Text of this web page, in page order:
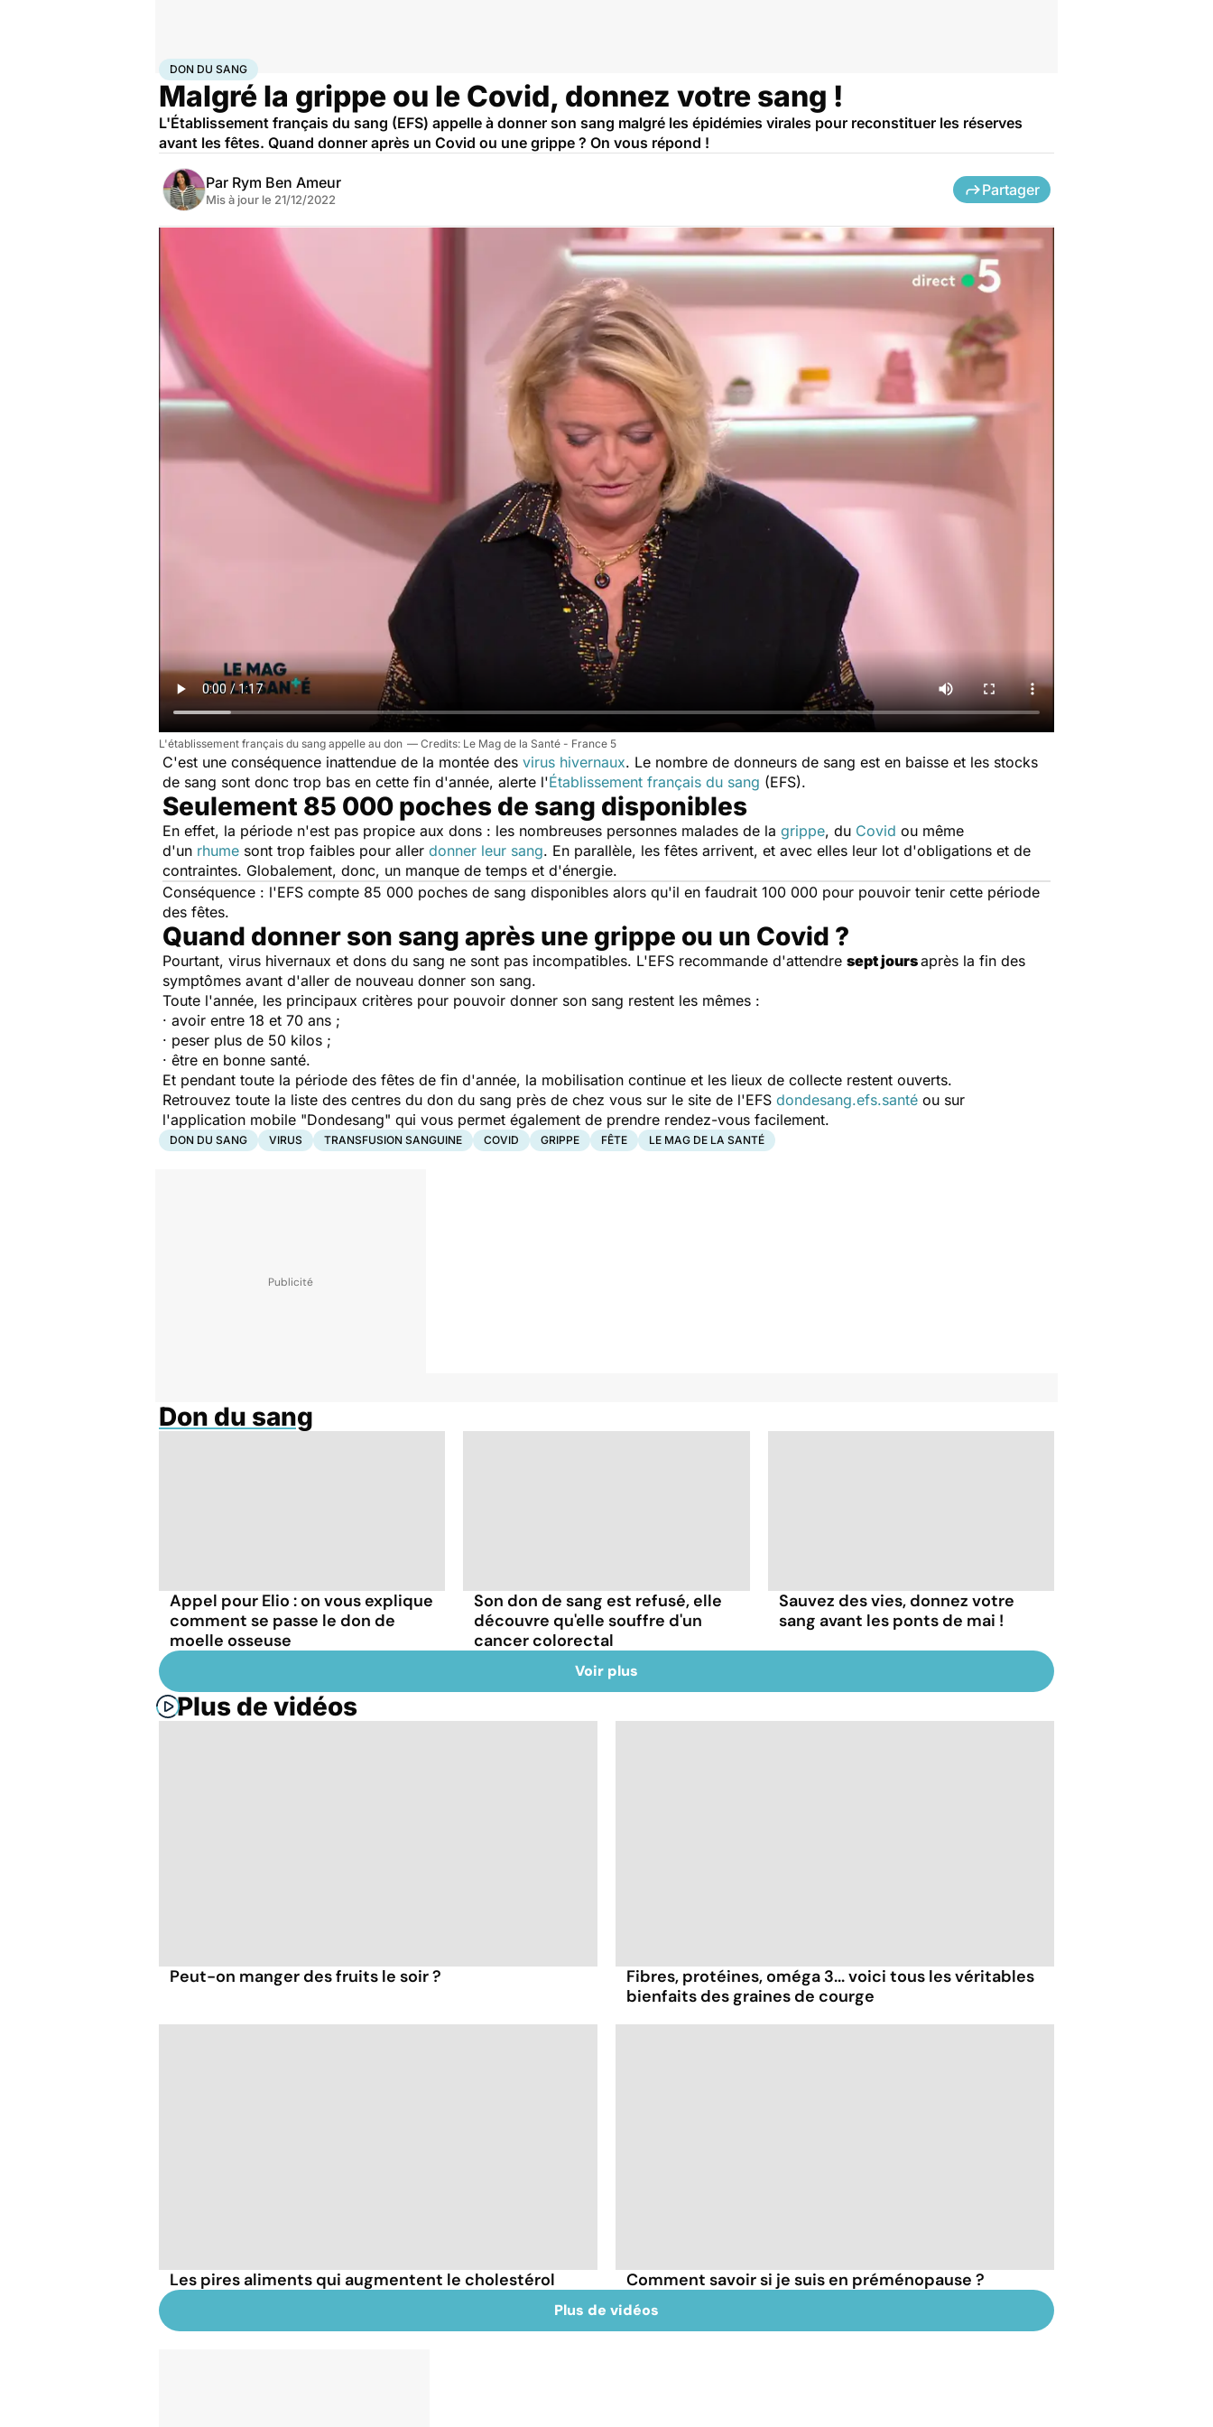
Accueil SantéUrgences
DON DU SANG
Malgré la grippe ou le Covid, donnez votre sang !
L'Établissement français du sang (EFS) appelle à donner son sang malgré les épidémies virales pour reconstituer les réserves
avant les fêtes. Quand donner après un Covid ou une grippe ? On vous répond !
Par Rym Ben Ameur
Mis à jour le 21/12/2022
Partager
L'établissement français du sang appelle au don Le Mag de la Santé - France 5
C'est une conséquence inattendue de la montée des virus hivernaux. Le nombre de donneurs de sang est en baisse et les stocks
de sang sont donc trop bas en cette fin d'année, alerte l'Établissement français du sang (EFS).
Seulement 85 000 poches de sang disponibles
En effet, la période n'est pas propice aux dons : les nombreuses personnes malades de la grippe, du Covid ou même
d'un rhume sont trop faibles pour aller donner leur sang. En parallèle, les fêtes arrivent, et avec elles leur lot d'obligations et de
contraintes. Globalement, donc, un manque de temps et d'énergie.
Conséquence : l'EFS compte 85 000 poches de sang disponibles alors qu'il en faudrait 100 000 pour pouvoir tenir cette période
des fêtes.
Quand donner son sang après une grippe ou un Covid ?
Pourtant, virus hivernaux et dons du sang ne sont pas incompatibles. L'EFS recommande d'attendre sept joursaprès la fin des
symptômes avant d'aller de nouveau donner son sang.
Toute l'année, les principaux critères pour pouvoir donner son sang restent les mêmes :
· avoir entre 18 et 70 ans ;
· peser plus de 50 kilos ;
· être en bonne santé.
Et pendant toute la période des fêtes de fin d'année, la mobilisation continue et les lieux de collecte restent ouverts.
Retrouvez toute la liste des centres du don du sang près de chez vous sur le site de l'EFS dondesang.efs.santé ou sur
l'application mobile "Dondesang" qui vous permet également de prendre rendez-vous facilement.
DON DU SANG VIRUS TRANSFUSION SANGUINE COVID GRIPPE FÊTE LE MAG DE LA SANTÉ
Don du sang
Appel pour Elio : on vous explique
comment se passe le don de
moelle osseuse
Son don de sang est refusé, elle
découvre qu'elle souffre d'un
cancer colorectal
Sauvez des vies, donnez votre
sang avant les ponts de mai !
Voir plus
Plus de vidéos
Peut-on manger des fruits le soir ?
Fibres, protéines, oméga 3... voici tous les véritables
bienfaits des graines de courge
Les pires aliments qui augmentent le cholestérol Comment savoir si je suis en préménopause ?
Plus de vidéos